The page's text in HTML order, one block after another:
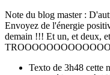
Note du blog master :
Envoyez de l'énergie
demain !!! Et un, et deux,
Texto de 3h48 cette